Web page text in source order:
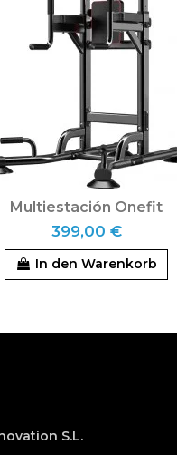
Multiestación Onefit
399,00 €
In den Warenkorb
S.L.